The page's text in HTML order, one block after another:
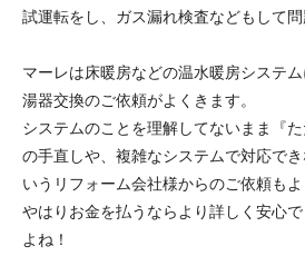
試運転をし、ガス漏れ検査などもして問
マーレは床暖房などの温水暖房システ
湯器交換のご依頼がよくきます。
システムのことを理解してないまま『
の手直しや、複雑なシステムで対応で
いうリフォーム会社様からのご依頼もよ
やはりお金を払うならより詳しく安心
よね！